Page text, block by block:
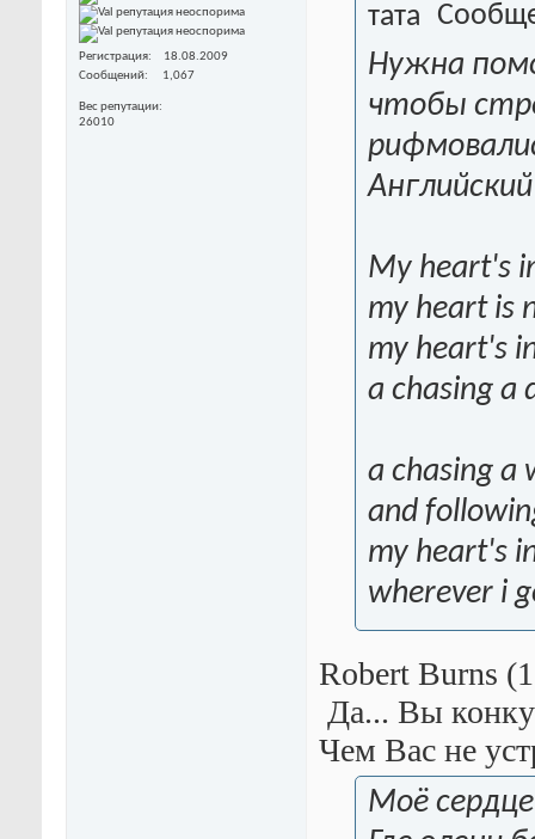
Регистрация
18.08.2009
Сообщений
1,067
Вес репутации
26010
Нужна
чтобы
My heart's
my heart is
my heart's
a chasing a
a chasing a
and
my heart's
wherever i
Robert Burns
Да... Вы
Чем Вас не
Моё сердце